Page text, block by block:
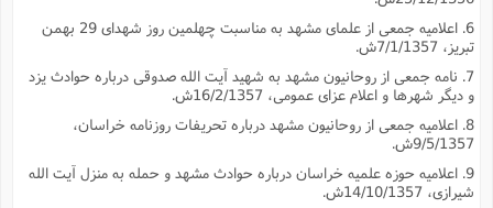
6. اعلامیه جمعى از علماى مشهد به مناسبت چهلمین روز شهداى 29 بهمن
تبریز، 7/1/1357ش.
7. نامه جمعى از روحانیون مشهد به شهید آیت الله صدوقى درباره حوادث یزد
و دیگر شهرها و اعلام عزاى عمومى، 16/2/1357ش.
8. اعلامیه جمعى از روحانیون مشهد درباره تحریفات روزنامه خراسان،
9/5/1357ش.
9. اعلامیه حوزه علمیه خراسان درباره حوادث مشهد و حمله به منزل آیت الله
شیرازى، 14/10/1357ش.